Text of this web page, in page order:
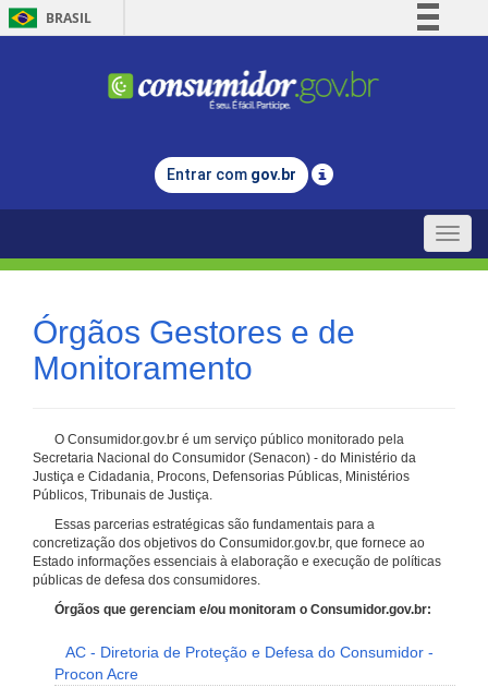
BRASIL
Comunica BR
Legislação
Entrar com gov.br
Toggle
Órgãos Gestores e de
Monitoramento
O Consumidor.gov.br é um serviço público monitorado pela
Secretaria Nacional do Consumidor (Senacon) - do Ministério da
Justiça e Cidadania, Procons, Defensorias Públicas, Ministérios
Públicos, Tribunais de Justiça.
Essas parcerias estratégicas são fundamentais para a
concretização dos objetivos do Consumidor.gov.br, que fornece ao
Estado informações essenciais à elaboração e execução de políticas
públicas de defesa dos consumidores.
Órgãos que gerenciam e/ou monitoram o Consumidor.gov.br:
AC - Diretoria de Proteção e Defesa do Consumidor -
Procon Acre